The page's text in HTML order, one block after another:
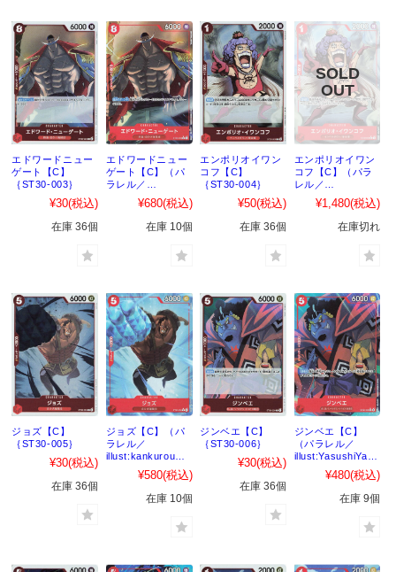
エドワードニュー
ゲート【C】
｛ST30-003｝
¥30(税込)
在庫 36個
エドワードニュー
ゲート【C】（パ
ラレル／
illust:YasushiYam
aguchi）｛ST30-
¥680(税込)
在庫 10個
エンポリオイワン
コフ【C】
｛ST30-004｝
¥50(税込)
在庫 36個
エンポリオイワン
コフ【C】（パラ
レル／
illust:Nekobayash
i）｛ST30-004｝
¥1,480(税込)
在庫切れ
ジョズ【C】
｛ST30-005｝
¥30(税込)
在庫 36個
ジョズ【C】（パ
ラレル／
illust:kankurou）
｛ST30-005｝
¥580(税込)
在庫 10個
ジンベエ【C】
｛ST30-006｝
¥30(税込)
在庫 36個
ジンベエ【C】
（パラレル／
illust:YasushiYam
aguchi）｛ST30-
¥480(税込)
在庫 9個